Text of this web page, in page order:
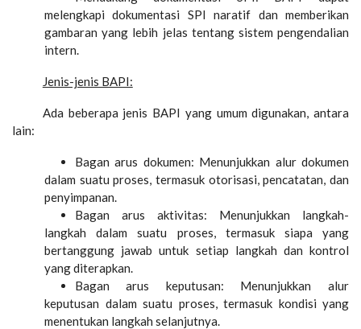
melengkapi dokumentasi SPI naratif dan memberikan
gambaran yang lebih jelas tentang sistem pengendalian
intern.
Jenis-jenis BAPI:
Ada beberapa jenis BAPI yang umum digunakan, antara
lain:
Bagan arus dokumen: Menunjukkan alur dokumen
dalam suatu proses, termasuk otorisasi, pencatatan, dan
penyimpanan.
Bagan arus aktivitas: Menunjukkan langkah-
langkah dalam suatu proses, termasuk siapa yang
bertanggung jawab untuk setiap langkah dan kontrol
yang diterapkan.
Bagan arus keputusan: Menunjukkan alur
keputusan dalam suatu proses, termasuk kondisi yang
menentukan langkah selanjutnya.